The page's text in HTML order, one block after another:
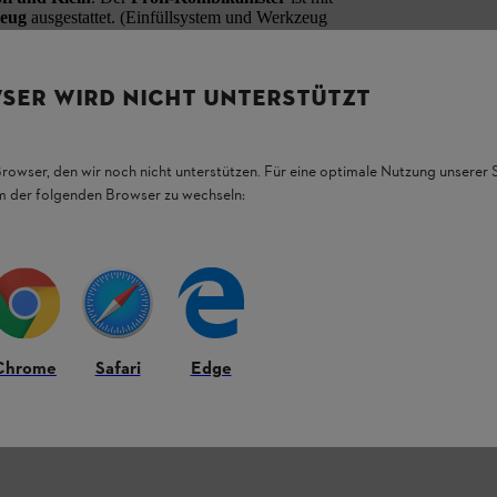
ausgestattet. (Einfüllsystem und Werkzeug
und Farben:
Nr. 00008810124)
Nr. 00008810111) und Transparent
Nr. 00008810120) und Transparent (Art.-
WIRD NICHT UNTERSTÜTZT
den wir noch nicht unterstützen. Für eine optimale Nutzung unserer
der folgenden Browser zu wechseln:
Safari Edge